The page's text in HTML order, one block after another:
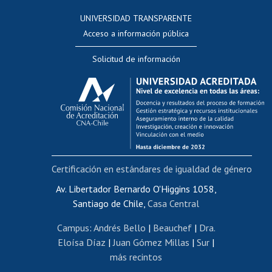
Evaluación docente
Calificación académica
Postulación al AUCAI
Funcionarias/os
Cursos internos de capacitación
Bienestar del personal
Portal de movilidad interna
Certificado de renta
Certificado de renta honorarios
Editar páginas blancas
Extranjeras/os
UNIVERSIDAD TRANSPARENTE
Acceso a información pública
Solicitud de información
Av. Libertador Bernardo O'Higgins 1058,
Santiago de Chile, Casa Central
Campus: Andrés Bello | Beauchef| Dra.
Eloísa Díaz |Juan Gómez Millas | Sur |
más recintos
Certificación en estándares de igualdad de género